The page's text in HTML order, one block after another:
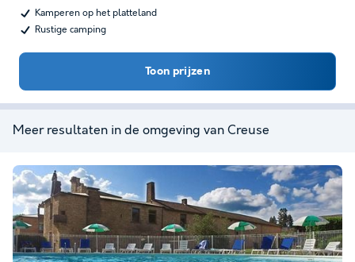
Kamperen op het platteland
Rustige camping
Toon prijzen
Meer resultaten in de omgeving van Creuse